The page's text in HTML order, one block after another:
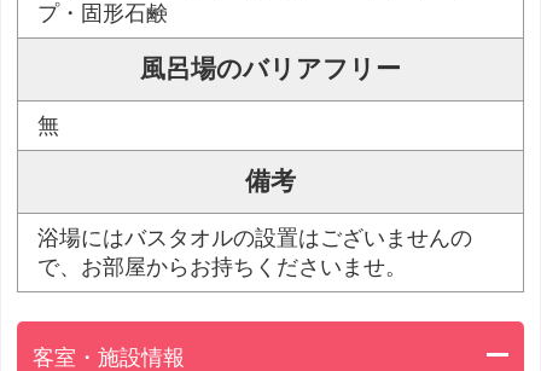
プ・固形石鹸
風呂場のバリアフリー
無
備考
浴場にはバスタオルの設置はございませんの
で、お部屋からお持ちくださいませ。
客室・施設情報